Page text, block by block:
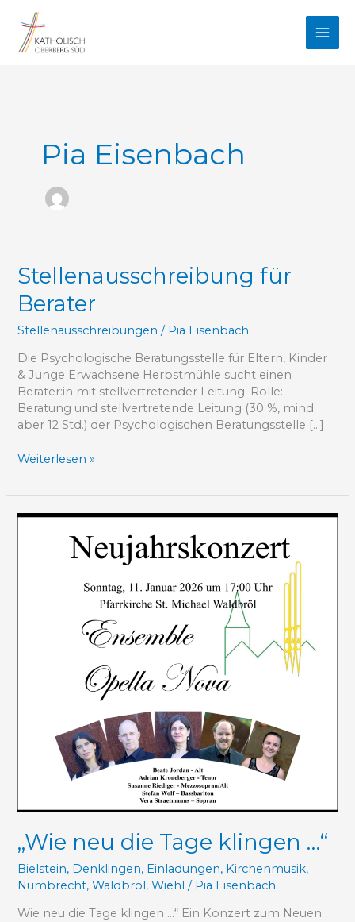
Inhalt
springen
Pia Eisenbach
Stellenausschreibung für
Berater
Stellenausschreibungen / Pia Eisenbach
Die Psychologische Beratungsstelle für Eltern, Kinder
& Junge Erwachsene Herbstmühle sucht einen
Berater:in mit stellvertretender Leitung. Rolle:
Beratung und stellvertretende Leitung (30 %, mind.
aber 12 Std.) der Psychologischen Beratungsstelle […]
Stellenausschreibung
für
Berater
Weiterlesen »
„Wie neu die Tage klingen …“
Bielstein, Denklingen, Einladungen, Kirchenmusik,
Nümbrecht,Waldbröl,Wiehl / Pia Eisenbach
Wie neu die Tage klingen …“ Ein Konzert zum Neuen
„Wie